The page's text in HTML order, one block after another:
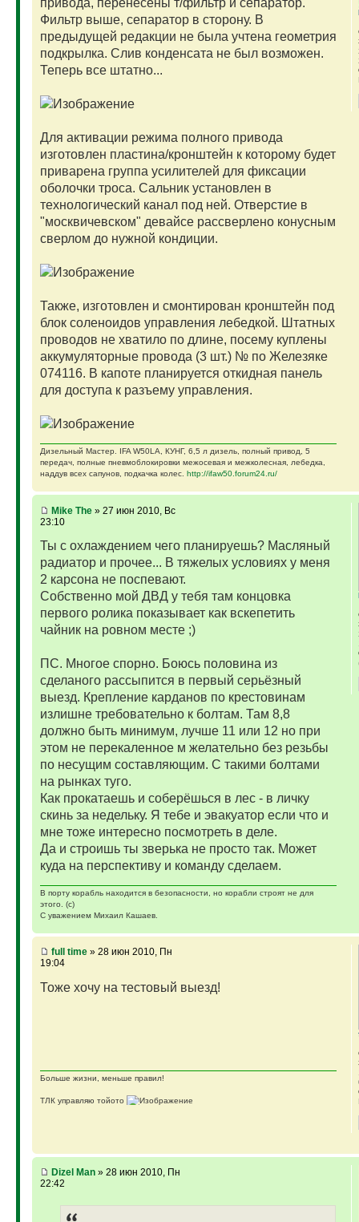
привода, перенесены т/фильтр и сепаратор.
Фильтр выше, сепаратор в сторону. В
предыдущей редакции не была учтена геометрия
подкрылка. Слив конденсата не был возможен.
Теперь все штатно...
Для активации режима полного привода
изготовлен пластина/кронштейн к которому будет
приварена группа усилителей для фиксации
оболочки троса. Сальник установлен в
технологический канал под ней. Отверстие в
"москвичевском" девайсе рассверлено конусным
сверлом до нужной кондиции.
Также, изготовлен и смонтирован кронштейн под
блок соленоидов управления лебедкой. Штатных
проводов не хватило по длине, посему куплены
аккумуляторные провода (3 шт.) № по Железяке
074116. В капоте планируется откидная панель
для доступа к разъему управления.
Дизельный Мастер. IFA W50LA, КУНГ, 6,5 л дизель, полный привод, 5
передач, полные пневмоблокировки межосевая и межколесная, лебедка,
наддув всех сапунов, подкачка колес. http://ifaw50.forum24.ru/
Mike The» 27 июн 2010, Вс
23:10
Ты с охлаждением чего планируешь? Масляный
радиатор и прочее... В тяжелых условиях у меня
2 карсона не поспевают.
Собственно мой ДВД у тебя там концовка
первого ролика показывает как вскепетить
чайник на ровном месте ;)
ПС. Многое спорно. Боюсь половина из
сделаного рассыпится в первый серьёзный
выезд. Крепление карданов по крестовинам
излишне требовательно к болтам. Там 8,8
должно быть минимум, лучше 11 или 12 но при
этом не перекаленное м желательно без резьбы
по несущим составляющим. С такими болтами
на рынках туго.
Как прокатаешь и соберёшься в лес - в личку
скинь за недельку. Я тебе и эвакуатор если что и
мне тоже интересно посмотреть в деле.
Да и строишь ты зверька не просто так. Может
куда на перспективу и команду сделаем.
В порту корабль находится в безопасности, но корабли строят не для
этого. (с)
С уважением Михаил Кашаев.
full time» 28 июн 2010, Пн
19:04
Тоже хочу на тестовый выезд!
Больше жизни, меньше правил!
ТЛК управляю тойото
Dizel Man» 28 июн 2010, Пн
22:42